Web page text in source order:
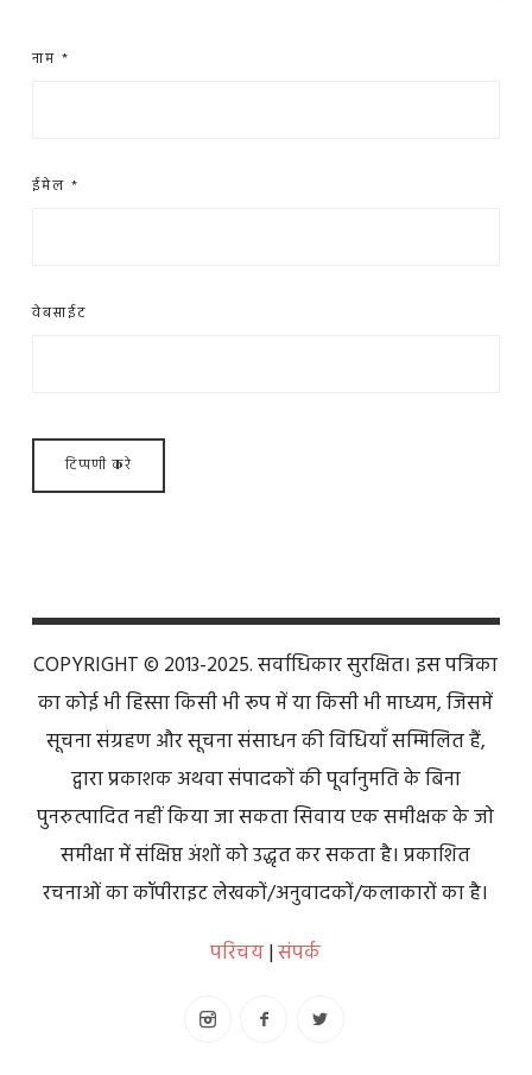
नाम *
ईमेल *
वेबसाईट
COPYRIGHT © 2013-2025. सर्वाधिकार सुरक्षित। इस पत्रिका
का कोई भी हिस्सा किसी भी रूप में या किसी भी माध्यम, जिसमें
सूचना संग्रहण और सूचना संसाधन की विधियाँ सम्मिलित हैं,
द्वारा प्रकाशक अथवा संपादकों की पूर्वानुमति के बिना
पुनरुत्पादित नहीं किया जा सकता सिवाय एक समीक्षक के जो
समीक्षा में संक्षिप्त अंशों को उद्धृत कर सकता है। प्रकाशित
रचनाओं का कॉपीराइट लेखकों/अनुवादकों/कलाकारों का है।
परिचय|संपर्क